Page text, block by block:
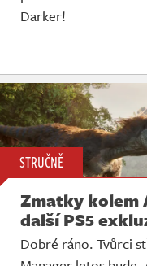
Darker!
STRUČNĚ
Zmatky kolem
další PS5
Dobré ráno. Tvůrci